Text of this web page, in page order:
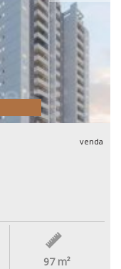
venda
97 m²